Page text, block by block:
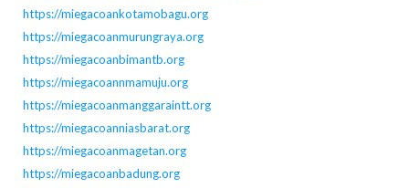
https://miegacoankotamobagu.org
https://miegacoanmurungraya.org
https://miegacoanbimantb.org
https://miegacoannmamuju.org
https://miegacoanmanggaraintt.org
https://miegacoanniasbarat.org
https://miegacoanmagetan.org
https://miegacoanbadung.org